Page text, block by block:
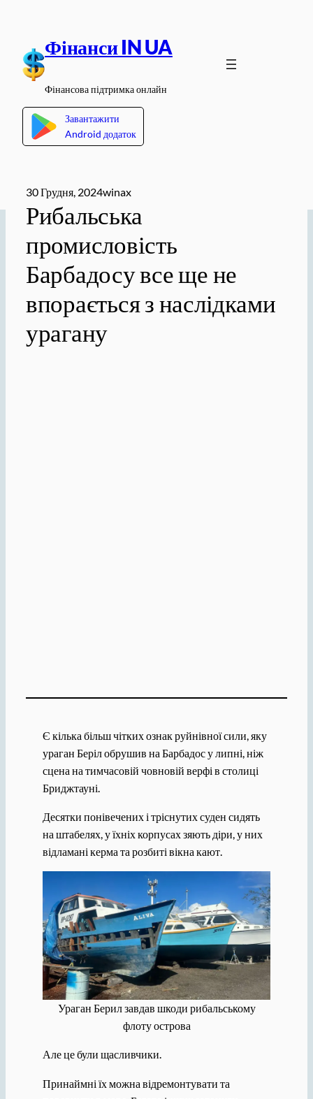
вмісту
Фінанси IN UA
Фінансова підтримка онлайн
Завантажити
Android додаток
30 Грудня, 2024winax
Рибальська
промисловість
Барбадосу все ще не
впорається з наслідками
урагану
Є кілька більш чітких ознак руйнівної сили, яку
ураган Беріл обрушив на Барбадос у липні, ніж
сцена на тимчасовій човновій верфі в столиці
Бриджтауні.
Десятки понівечених і тріснутих суден сидять
на штабелях, у їхніх корпусах зяють діри, у них
відламані керма та розбиті вікна кают.
Ураган Берил завдав шкоди рибальському
флоту острова
Але це були щасливчики.
Принаймні їх можна відремонтувати та